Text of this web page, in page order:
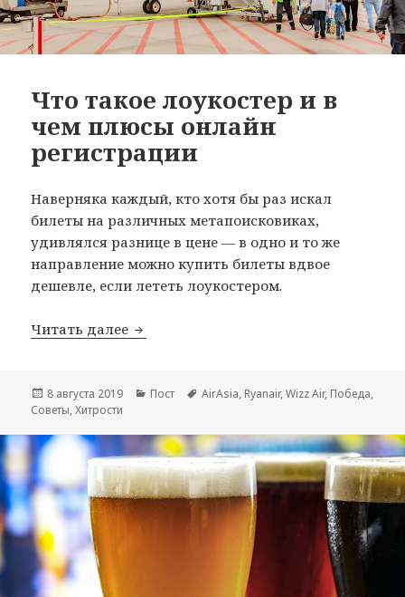
Что такое лоукостер и в
чем плюсы онлайн
регистрации
Наверняка каждый, кто хотя бы раз искал
билеты на различных метапоисковиках,
удивлялся разнице в цене — в одно и то же
направление можно купить билеты вдвое
дешевле, если лететь лоукостером.
Читать далее Что такое лоукостер и в чем плюсы
Опубликовано
8 августа 2019 Рубрики
Пост Метки
AirAsia, Ryanair,Wizz Air, Победа,
Советы,Хитрости